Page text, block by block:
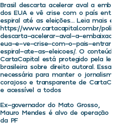
Brasil descarta acelerar aval a
dos EUA e vê crise com o país
espiral até as eleições… Leia mais em
https://www.cartacapital.com.br/
descarta-acelerar-aval-a-
eua-e-ve-crise-com-o-pais-entrar-
espiral-ate-as-eleicoes/. O conteúdo
CartaCapital está protegido pela
brasileira sobre direito autoral. Essa
necessária para manter o jornalismo
corajoso e transparente de
e acessível a todos
Ex-governador do Mato Grosso,
Mauro Mendes é alvo de operação
da PF